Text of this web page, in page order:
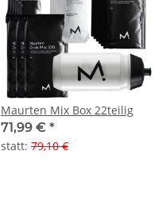
Maurten Mix Box 22teilig
71,99 € *
statt: 79,10 €